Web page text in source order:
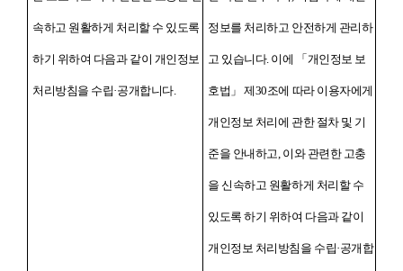
속하고 원활하게 처리할 수 있도록
하기 위하여 다음과 같이 개인정보
처리방침을 수립·공개합니다.
정보를 처리하고 안전하게 관리하
고 있습니다. 이에 「개인정보 보
호법」 제30조에 따라 이용자에게
개인정보 처리에 관한 절차 및 기
준을 안내하고, 이와 관련한 고충
을 신속하고 원활하게 처리할 수
있도록 하기 위하여 다음과 같이
개인정보 처리방침을 수립·공개합